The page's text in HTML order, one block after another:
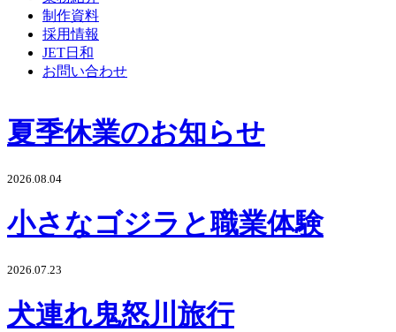
制作資料
採用情報
JET日和
お問い合わせ
夏季休業のお知らせ
2026.08.04
小さなゴジラと職業体験
2026.07.23
犬連れ鬼怒川旅行